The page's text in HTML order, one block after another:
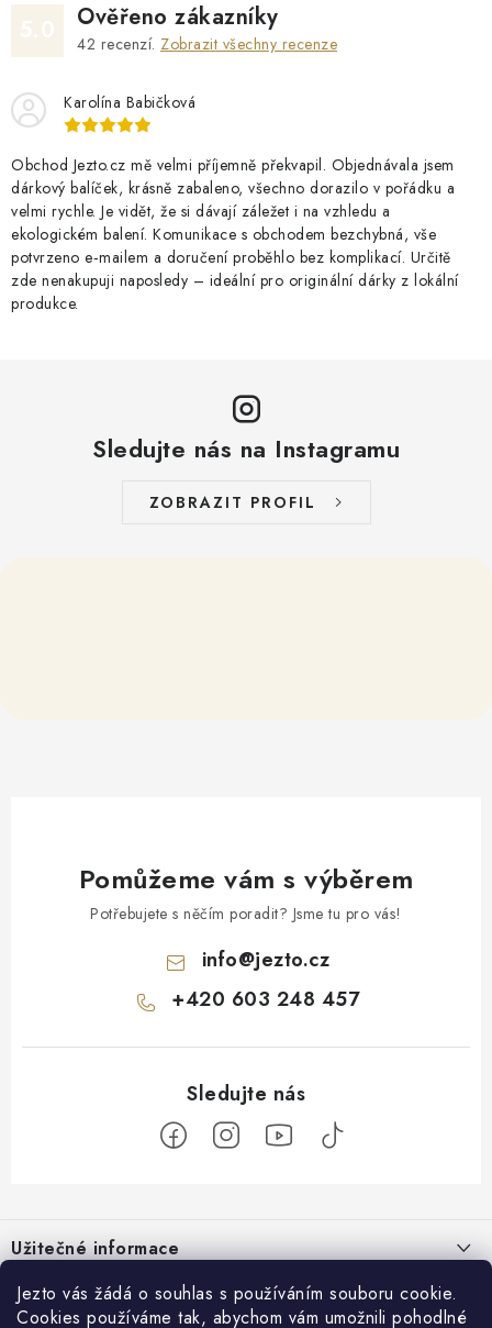
Jezto vás žádá o souhlas s používáním souboru cookie.
Cookies používáme tak, abychom vám umožnili pohodlné
Ověřeno zákazníky
42 recenzí. Zobrazit všechny recenze
Karolína Babičková
Obchod Jezto.cz mě velmi příjemně překvapil. Objednávala jsem
dárkový balíček, krásně zabaleno, všechno dorazilo v pořádku a
velmi rychle. Je vidět, že si dávají záležet i na vzhledu a
ekologickém balení. Komunikace s obchodem bezchybná, vše
potvrzeno e‑mailem a doručení proběhlo bez komplikací. Určitě
zde nenakupuji naposledy – ideální pro originální dárky z lokální
produkce.
Sledujte nás na Instagramu
ZOBRAZIT PROFIL
Pomůžeme vám s výběrem
Potřebujete s něčím poradit? Jsme tu pro vás!
info@jezto.cz
+420 603 248 457
pUžitečné informace
O nás
Zákaznický servis